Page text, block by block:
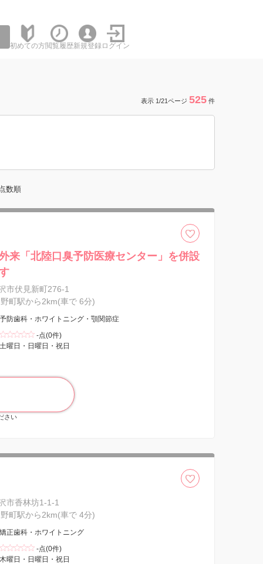
初めての方閲覧履歴新規登録 ログイン
表示 1/21ページ 525 件
数順
来「北陸口臭予防医療センター」を併設
市伏見新町276-1
町駅から2km(車で 6分)
防歯科・ホワイトニング・顎関節症
-点(0件)
曜日・日曜日・祝日
さい
市香林坊1-1-1
町駅から2km(車で 4分)
正歯科・ホワイトニング
-点(0件)
曜日・日曜日・祝日